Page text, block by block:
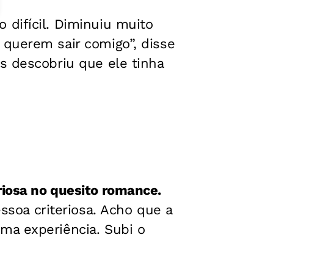
difícil. Diminuiu muito
sair comigo”, disse
descobriu que ele tinha
no quesito romance.
criteriosa. Acho que a
experiência. Subi o